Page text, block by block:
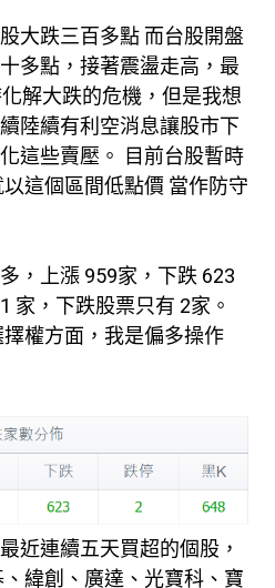
大跌三百多點 而台股開盤
多點，接著震盪走高，最
解大跌的危機，但是我想
陸續有利空消息讓股市下
這些賣壓。 目前台股暫時
這個區間低點價 當作防守
，上漲 959家，下跌 623
家，下跌股票只有 2家。
權方面，我是偏多操作
近連續五天買超的個股，
緯創、廣達、光寶科、寶